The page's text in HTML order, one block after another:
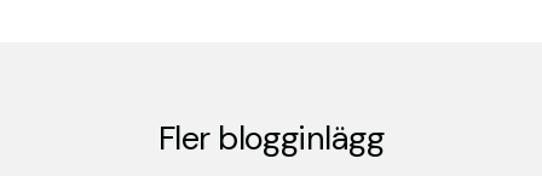
Fler blogginlägg